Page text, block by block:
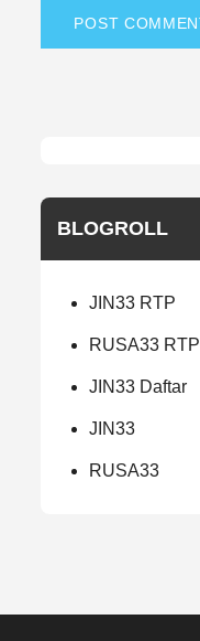
BLOGROLL
JIN33 RTP
RUSA33 RTP
JIN33 Daftar
JIN33
RUSA33